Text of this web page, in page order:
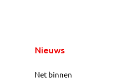
Nieuws
Net binnen